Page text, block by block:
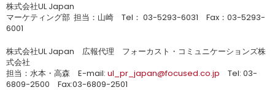
株式会社UL Japan
マーケティング部 担当：山崎 Tel： 03-5293-6031 Fax：03-5293-
6001
株式会社UL Japan 広報代理 フォーカスト・コミュニケーションズ株
式会社
担当：水本・高森 E-mail: ul_pr_japan@focused.co.jp Tel: 03-
6809-2500 Fax:03-6809-2501